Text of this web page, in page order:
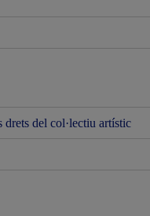
drets del col·lectiu artístic